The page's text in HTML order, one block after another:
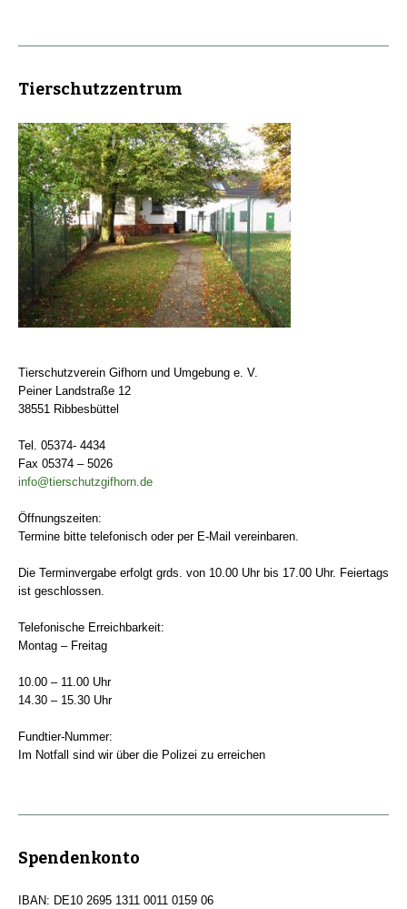
Tierschutzzentrum
Tierschutzverein Gifhorn und Umgebung e. V.
Peiner Landstraße 12
38551 Ribbesbüttel
Tel. 05374- 4434
Fax 05374 – 5026
info@tierschutzgifhorn.de
Öffnungszeiten:
Termine bitte telefonisch oder per E-Mail vereinbaren.
Die Terminvergabe erfolgt grds. von 10.00 Uhr bis 17.00 Uhr. Feiertags
ist geschlossen.
Telefonische Erreichbarkeit:
Montag – Freitag
10.00 – 11.00 Uhr
14.30 – 15.30 Uhr
Fundtier-Nummer:
Im Notfall sind wir über die Polizei zu erreichen
Spendenkonto
IBAN: DE10 2695 1311 0011 0159 06